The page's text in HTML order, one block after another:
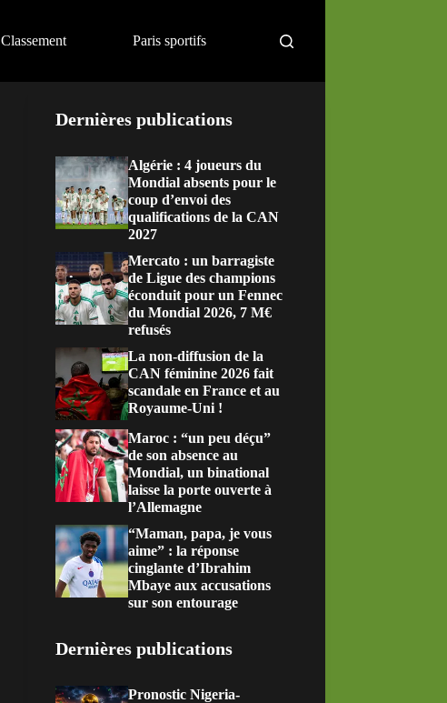
Classement Paris sportifs
Dernières publications
Algérie : 4 joueurs du
Mondial absents pour le
coup d’envoi des
qualifications de la CAN
2027
Mercato : un barragiste
de Ligue des champions
éconduit pour un Fennec
du Mondial 2026, 7 M€
refusés
La non-diffusion de la
CAN féminine 2026 fait
scandale en France et au
Royaume-Uni !
Maroc : “un peu déçu”
de son absence au
Mondial, un binational
laisse la porte ouverte à
l’Allemagne
“Maman, papa, je vous
aime” : la réponse
cinglante d’Ibrahim
Mbaye aux accusations
sur son entourage
Dernières publications
Pronostic Nigeria-